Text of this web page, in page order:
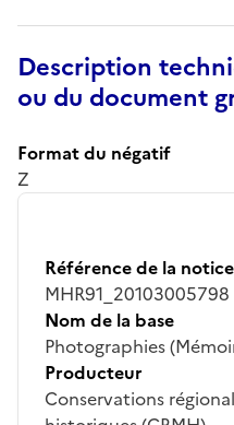
Description
ou du document
Format du négatif
Z
Référence de la notice
MHR91_20103005798
Nom de la base
Photographies
Producteur
Conservations